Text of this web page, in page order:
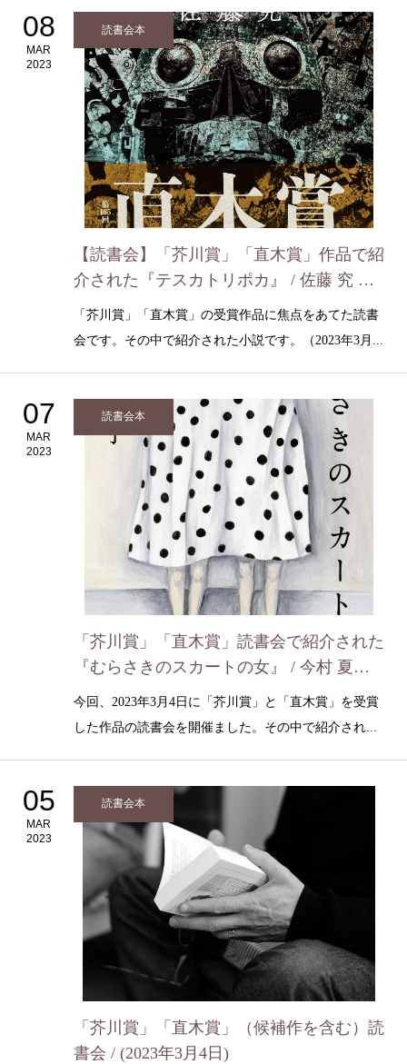
08
MAR
2023
読書会本
【読書会】「芥川賞」「直木賞」作品で紹
介された『テスカトリポカ』 / 佐藤 究 （2
023年3月4日）
「芥川賞」「直木賞」の受賞作品に焦点をあてた読書
会です。その中で紹介された小説です。（2023年3月...
07
MAR
2023
読書会本
「芥川賞」「直木賞」読書会で紹介された
『むらさきのスカートの女』 / 今村 夏子
（3月4日）
今回、2023年3月4日に「芥川賞」と「直木賞」を受賞
した作品の読書会を開催ました。その中で紹介され...
05
MAR
2023
読書会本
「芥川賞」「直木賞」（候補作を含む）読
書会 / (2023年3月4日)